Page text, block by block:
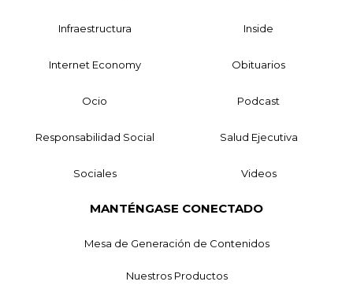
Infraestructura Inside
Internet Economy Obituarios
Ocio Podcast
Responsabilidad Social Salud Ejecutiva
Sociales Videos
MANTÉNGASE CONECTADO
Mesa de Generación de Contenidos
Nuestros Productos